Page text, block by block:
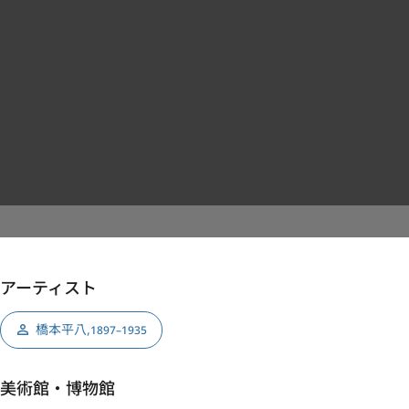
アーティスト
橋本平八,1897–1935
美術館・博物館